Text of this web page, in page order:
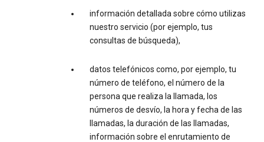
información detallada sobre cómo utilizas
nuestro servicio (por ejemplo, tus
consultas de búsqueda),
datos telefónicos como, por ejemplo, tu
número de teléfono, el número de la
persona que realiza la llamada, los
números de desvío, la hora y fecha de las
llamadas, la duración de las llamadas,
información sobre el enrutamiento de